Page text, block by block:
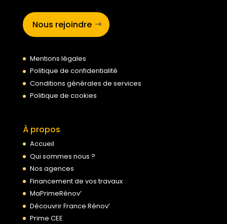
Nous rejoindre
Mentions légales
Politique de confidentialité
Conditions générales de services
Politique de cookies
À propos
Accueil
Qui sommes nous ?
Nos agences
Financement de vos travaux
MaPrimeRénov’
Découvrir France Rénov’
Prime CEE